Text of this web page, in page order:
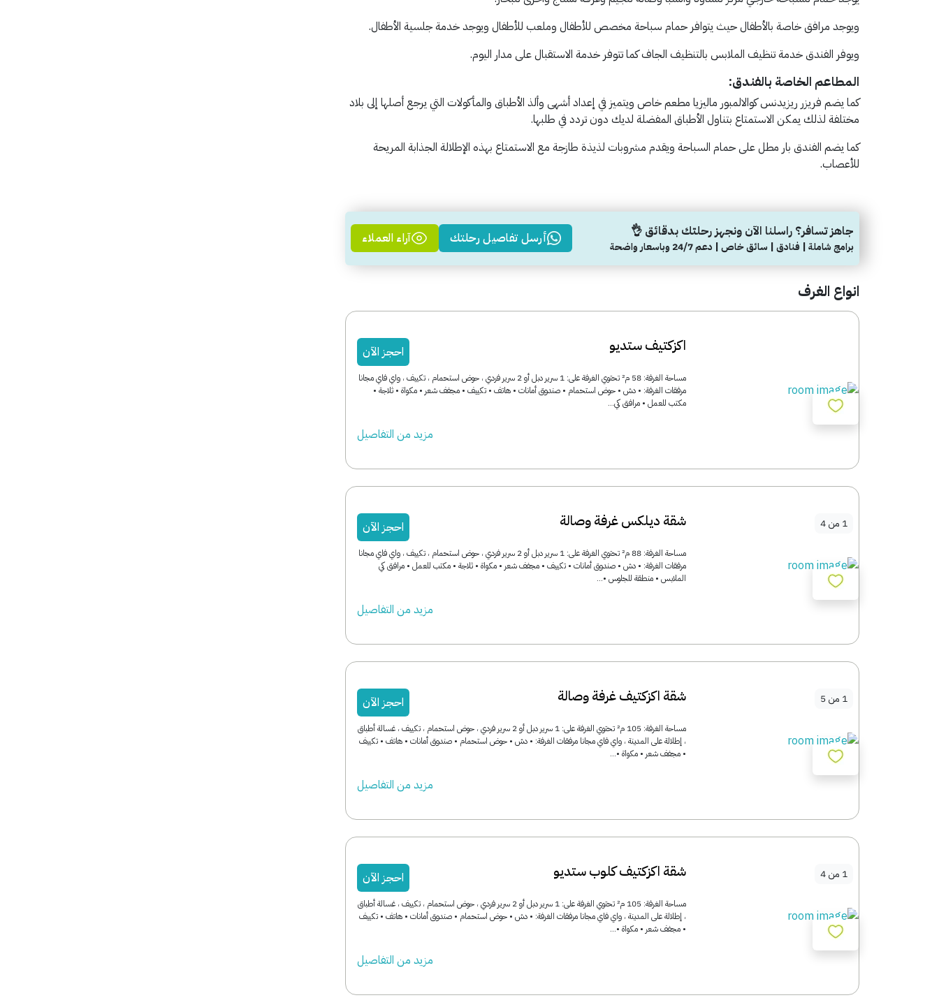
ويوجد مرافق خاصة بالأطفال حيث يتوافر حمام سباحة مخصص للأطفال وملعب للأطفال ويوجد خدمة جلسية الأطفال.
ويوفر الفندق خدمة تنظيف الملابس بالتنظيف الجاف كما تتوفر خدمة الاستقبال على مدار اليوم.
المطاعم الخاصة بالفندق:
كما يضم فريزر ريزيدنس كوالالمبور ماليزيا مطعم خاص ويتميز في إعداد أشهى وألذ الأطباق والمأكولات التي يرجع أصلها إلى بلاد
مختلفة لذلك يمكن الاستمتاع بتناول الأطباق المفضلة لديك دون تردد في طلبها.
كما يضم الفندق بار مطل على حمام السباحة ويقدم مشروبات لذيذة طازجة مع الاستمتاع بهذه الإطلالة الجذابة المريحة
للأعصاب.
جاهز تسافر؟ راسلنا الآن ونجهز رحلتك بدقائق 👌
برامج شاملة | فنادق | سائق خاص | دعم 24/7 وباسعار واضحة أرسل تفاصيل رحلتك آراء العملاء
انواع الغرف
1 من4
اكزكتيف ستديو احجز الآن
مساحة الغرفة: 58 م² تحتوي الغرفة على: 1 سرير دبل أو 2 سرير فردي ، حوض استحمام ، تكييف ، واي فاي مجانا
مرفقات الغرفة: • دش • حوض استحمام • صندوق أمانات • هاتف • تكييف • مجفف شعر • مكواة • ثلاجة •
مكتب للعمل • مرافق كي...
مزید من التفاصیل
1 من5
شقة ديلكس غرفة وصالة احجز الآن
مساحة الغرفة: 88 م² تحتوي الغرفة على: 1 سرير دبل أو 2 سرير فردي ، حوض استحمام ، تكييف ، واي فاي مجانا
مرفقات الغرفة: • دش • صندوق أمانات • تكييف • مجفف شعر • مكواة • ثلاجة • مكتب للعمل • مرافق كي
الملابس • منطقة للجلوس •...
مزید من التفاصیل
1 من4
شقة اكزكتيف غرفة وصالة احجز الآن
مساحة الغرفة: 105 م² تحتوي الغرفة على: 1 سرير دبل أو 2 سرير فردي ، حوض استحمام ، تكييف ، غسالة أطباق
، إطلالة على المدينة ، واي فاي مجانا مرفقات الغرفة: • دش • حوض استحمام • صندوق أمانات • هاتف • تكييف
• مجفف شعر • مكواة •...
مزید من التفاصیل
شقة اكزكتيف كلوب ستديو احجز الآن
مساحة الغرفة: 105 م² تحتوي الغرفة على: 1 سرير دبل أو 2 سرير فردي ، حوض استحمام ، تكييف ، غسالة أطباق
، إطلالة على المدينة ، واي فاي مجانا مرفقات الغرفة: • دش • حوض استحمام • صندوق أمانات • هاتف • تكييف
• مجفف شعر • مكواة •...
مزید من التفاصیل